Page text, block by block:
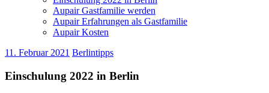
Aupair Gastfamilie werden
Aupair Erfahrungen als Gastfamilie
Aupair Kosten
11. Februar 2021 Berlintipps
Einschulung 2022 in Berlin